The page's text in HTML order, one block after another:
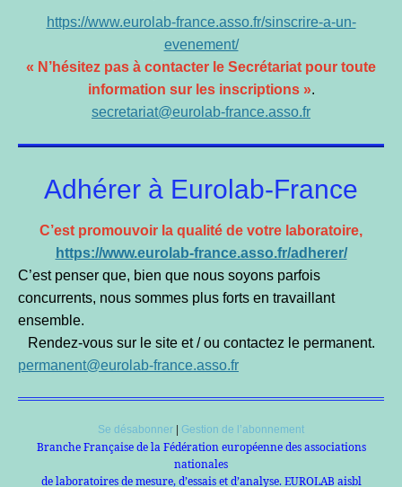
https://www.eurolab-france.asso.fr/sinscrire-a-un-
evenement/
« N’hésitez pas à contacter le Secrétariat pour toute
information sur les inscriptions ».
secretariat@eurolab-france.asso.fr
Adhérer à Eurolab-France
C’est promouvoir la qualité de votre laboratoire,
https://www.eurolab-france.asso.fr/adherer/
C’est penser que, bien que nous soyons parfois
concurrents, nous sommes plus forts en travaillant
ensemble.
Rendez-vous sur le site et / ou contactez le permanent.
permanent@eurolab-france.asso.fr
Se désabonner Gestion de l’abonnement
Branche Française de la Fédération européenne des associations
nationales
de laboratoires de mesure, d’essais et d’analyse. EUROLAB aisbl